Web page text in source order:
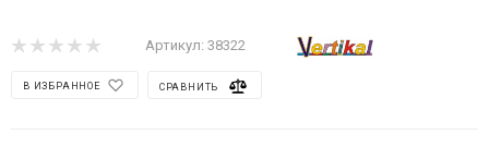
Артикул: 38322
В ИЗБРАННОЕ СРАВНИТЬ